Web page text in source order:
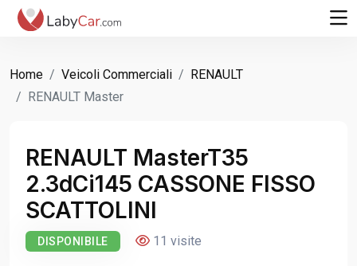
Home Veicoli Commerciali
RENAULT
RENAULT Master
RENAULT MasterT35
2.3dCi145 CASSONE FISSO
SCATTOLINI
DISPONIBILE 11 visite